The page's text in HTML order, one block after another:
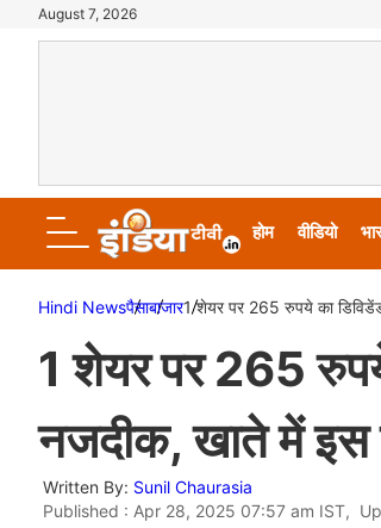
August 7, 2026
होम वीडियो
Hindi Newsपैसाबाजार1 शेयर पर 265 रुपये का
1 शेयर पर 265 रुपये
नजदीक, खाते में
Written By: Sunil Chaurasia
Published : Apr 28, 2025 07:57 am IST,